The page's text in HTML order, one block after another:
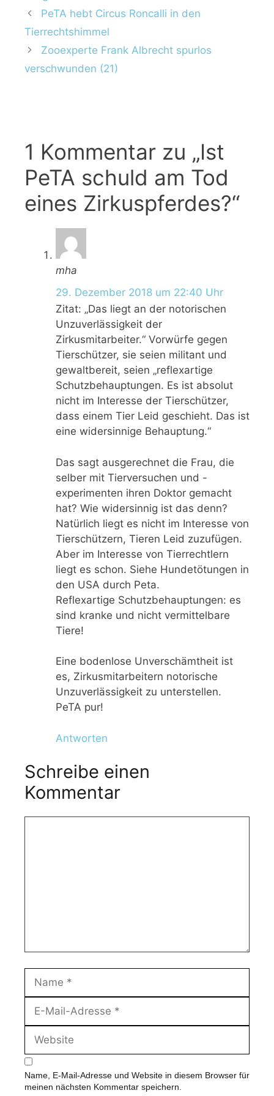
g
o
r
h
l
a
g
w
r
PeTA hebt Circus Roncalli in den
Tierrechtshimmel
Zooexperte Frank Albrecht spurlos
verschwunden (21)
1 Kommentar zu „Ist
PeTA schuld am Tod
eines Zirkuspferdes?“
mha
29. Dezember 2018 um 22:40 Uhr
Zitat: „Das liegt an der notorischen
Unzuverlässigkeit der
Zirkusmitarbeiter.“ Vorwürfe gegen
Tierschützer, sie seien militant und
gewaltbereit, seien „reflexartige
Schutzbehauptungen. Es ist absolut
nicht im Interesse der Tierschützer,
dass einem Tier Leid geschieht. Das ist
eine widersinnige Behauptung.“
Das sagt ausgerechnet die Frau, die
selber mit Tierversuchen und -
experimenten ihren Doktor gemacht
hat? Wie widersinnig ist das denn?
Natürlich liegt es nicht im Interesse von
Tierschützern, Tieren Leid zuzufügen.
Aber im Interesse von Tierrechtlern
liegt es schon. Siehe Hundetötungen in
den USA durch Peta.
Reflexartige Schutzbehauptungen: es
sind kranke und nicht vermittelbare
Tiere!
Eine bodenlose Unverschämtheit ist
es, Zirkusmitarbeitern notorische
Unzuverlässigkeit zu unterstellen.
PeTA pur!
Antworten
Schreibe einen
Kommentar
m
M
l
-
b
s
i
t
Name, E-Mail-Adresse und Website in diesem Browser für
meinen nächsten Kommentar speichern.